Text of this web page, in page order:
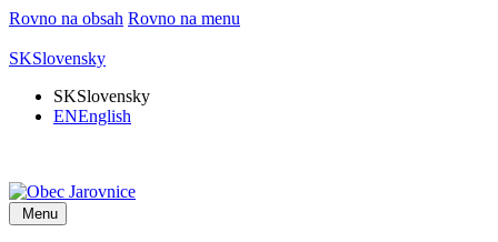
Rovno na obsah Rovno na menu
SKSlovensky
SKSlovensky
ENEnglish
Menu